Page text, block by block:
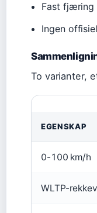
Fast fjæring
Ingen
To varianter,
EGENSKAP
0-100 km/h
WLTP-